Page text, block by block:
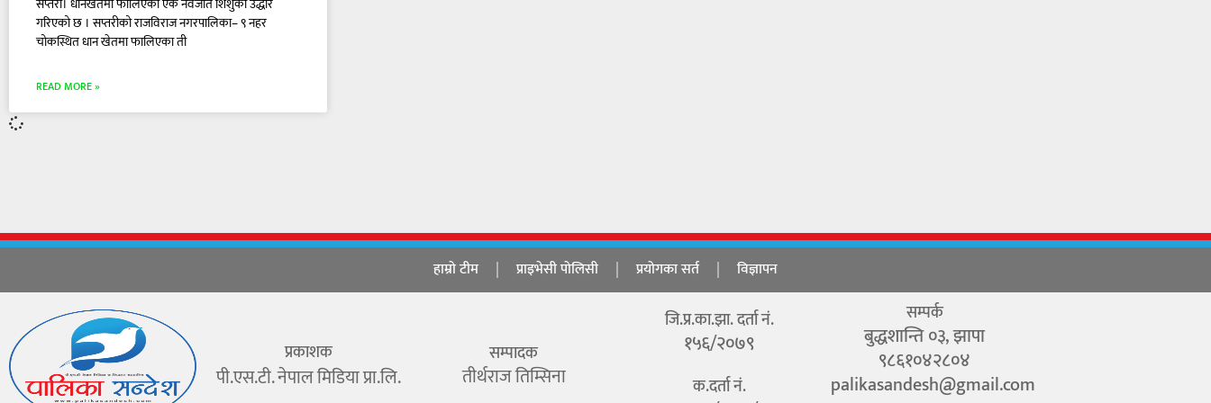
सप्तरी। धानखेतमा फालिएको एक नवजात शिशुको उद्धार
गरिएको छ । सप्तरीको राजविराज नगरपालिका– ९ नहर
चोकस्थित धान खेतमा फालिएका ती
READ MORE »
हाम्रो टीम प्राइभेसी पोलिसी प्रयोगका सर्त विज्ञापन
प्रकाशक
पी.एस.टी. नेपाल मिडिया प्रा.लि.
सम्पादक
तीर्थराज तिम्सिना
जि.प्र.का.झा. दर्ता नं.
१५६/२०७९
क.दर्ता नं.
सम्पर्क
बुद्धशान्ति ०३, झापा
९८६१०४२८०४
palikasandesh@gmail.com